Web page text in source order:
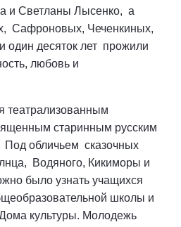
и Светланы Лысенко, а
Сафроновых, Чеченкиных,
один десяток лет прожили
любовь и
театрализованным
старинным русским
обличьем сказочных
Водяного, Кикиморы и
было узнать учащихся
школы и
Дома культуры. Молодежь